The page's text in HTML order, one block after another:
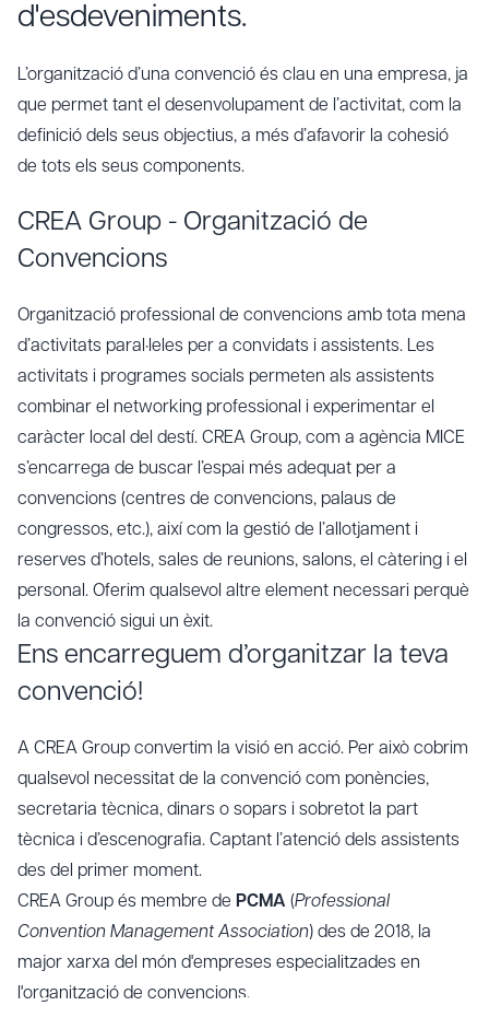
d'esdeveniments.
L’organització d’una convenció és clau en una empresa, ja
que permet tant el desenvolupament de l’activitat, com la
definició dels seus objectius, a més d’afavorir la cohesió
de tots els seus components.
CREA Group - Organització de
Convencions
Organització professional de convencions amb tota mena
d’activitats paral·leles per a convidats i assistents. Les
activitats i programes socials permeten als assistents
combinar el networking professional i experimentar el
caràcter local del destí. CREA Group, com a agència MICE
s’encarrega de buscar l’espai més adequat per a
convencions (centres de convencions, palaus de
congressos, etc.), així com la gestió de l’allotjament i
reserves d’hotels, sales de reunions, salons, el càtering i el
personal. Oferim qualsevol altre element necessari perquè
la convenció sigui un èxit.
Ens encarreguem d’organitzar la teva
convenció!
A CREA Group convertim la visió en acció. Per això cobrim
qualsevol necessitat de la convenció com ponències,
secretaria tècnica, dinars o sopars i sobretot la part
tècnica i d’escenografia. Captant l’atenció dels assistents
des del primer moment.
CREA Group és membre de PCMA (Professional
Convention Management Association) des de 2018, la
major xarxa del món d'empreses especialitzades en
l'organització de convencions.
Convencions a Barcelona